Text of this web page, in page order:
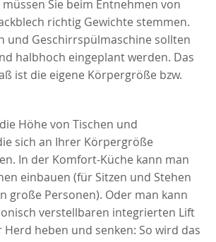
Sie beim Entnehmen von
richtig Gewichte stemmen.
und Geschirrspülmaschine sollten
halbhoch eingeplant werden. Das
ist die eigene Körpergröße bzw.
Höhe von Tischen und
sich an Ihrer Körpergröße
In der Komfort-Küche kann man
einbauen (für Sitzen und Stehen
große Personen). Oder man kann
verstellbaren integrierten Lift
Herd heben und senken: So wird das